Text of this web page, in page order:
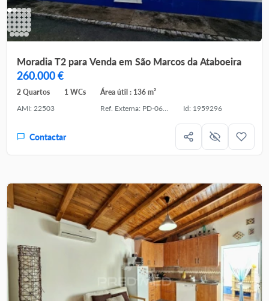
Moradia T2 para Venda em São Marcos da Ataboeira
260.000 €
2 Quartos 1 WCs
Área útil : 136 m²
AMI: 22503
Ref. Externa: PD-061403 Id: 1959296
Contactar